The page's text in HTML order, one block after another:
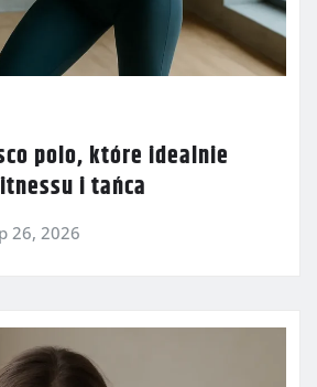
polo, które idealnie
i tańca
26, 2026